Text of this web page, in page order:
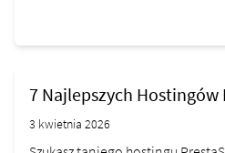
7 Najlepszych Hostingów
3 kwietnia 2026